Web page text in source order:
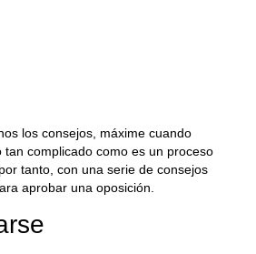
los consejos, máxime cuando
tan complicado como es un proceso
tanto, con una serie de consejos
aprobar una oposición.